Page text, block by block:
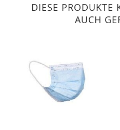
DIESE PRODUKTE
AUCH